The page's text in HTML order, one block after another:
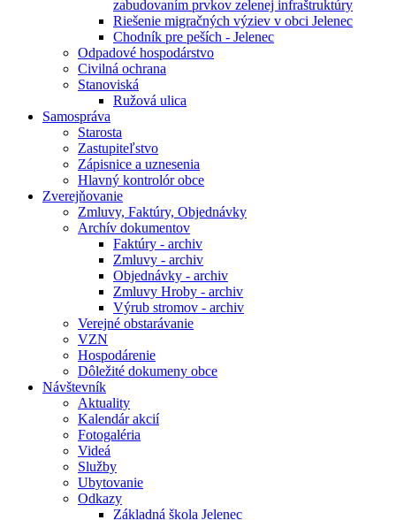
zabudovaním prvkov zelenej infraštruktúry
Riešenie migračných výziev v obci Jelenec
Chodník pre peších - Jelenec
Odpadové hospodárstvo
Civilná ochrana
Stanoviská
Ružová ulica
Samospráva
Starosta
Zastupiteľstvo
Zápisnice a uznesenia
Hlavný kontrolór obce
Zverejňovanie
Zmluvy, Faktúry, Objednávky
Archív dokumentov
Faktúry - archiv
Zmluvy - archiv
Objednávky - archiv
Zmluvy Hroby - archiv
Výrub stromov - archiv
Verejné obstarávanie
VZN
Hospodárenie
Dôležité dokumeny obce
Návštevník
Aktuality
Kalendár akcií
Fotogaléria
Videá
Služby
Ubytovanie
Odkazy
Základná škola Jelenec